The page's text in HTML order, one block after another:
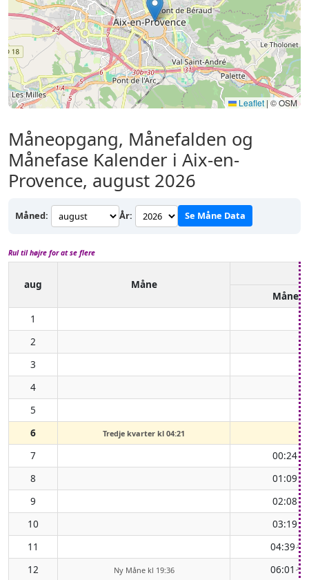
Leaflet | © OSM
Måneopgang, Månefalden og
Månefase Kalender i Aix-en-
Provence, august 2026
Måned: År: Se Måne Data
Rul til højre for at se flere
aug
Måne
1
2
3
4
5
6
Tredje kvarter kl 04:21
7
00:24↑
8 01:09↑
9 02:08↑
10 03:19↑
11 04:39↑
12 Ny Måne kl 19:36 06:01 ↑